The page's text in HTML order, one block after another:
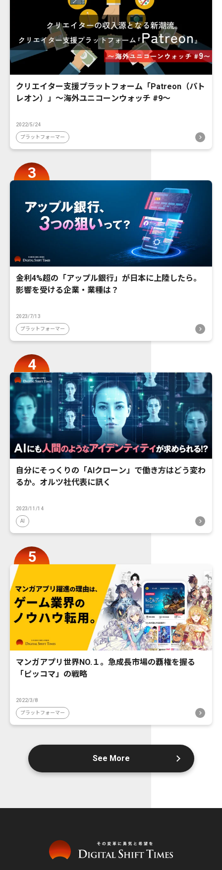
クリエイター支援プラットフォーム「Patreon（パト
レオン）」〜海外ユニコーンウォッチ #9〜
2022/5/24
プラットフォーマー
金利4%超の「アップル銀行」が日本に上陸したら。
影響を受ける企業・業種は？
2023/7/13
プラットフォーマー
自分にそっくりの「AIクローン」で働き方はどう変わ
るか。オルツ社代表に訊く
2023/11/14
AI
マンガアプリ世界NO.１。急成長市場の覇権を握る
「ピッコマ」の戦略
2022/3/8
プラットフォーマー
See More